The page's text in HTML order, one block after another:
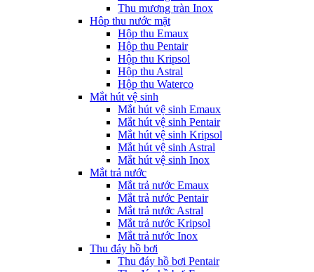
Thu mương tràn Inox
Hôp thu nước mặt
Hộp thu Emaux
Hộp thu Pentair
Hộp thu Kripsol
Hộp thu Astral
Hộp thu Waterco
Mắt hút vệ sinh
Mắt hút vệ sinh Emaux
Mắt hút vệ sinh Pentair
Mắt hút vệ sinh Kripsol
Mắt hút vệ sinh Astral
Mắt hút vệ sinh Inox
Mắt trả nước
Mắt trả nước Emaux
Mắt trả nước Pentair
Mắt trả nước Astral
Mắt trả nước Kripsol
Mắt trả nước Inox
Thu đáy hồ bơi
Thu đáy hồ bơi Pentair